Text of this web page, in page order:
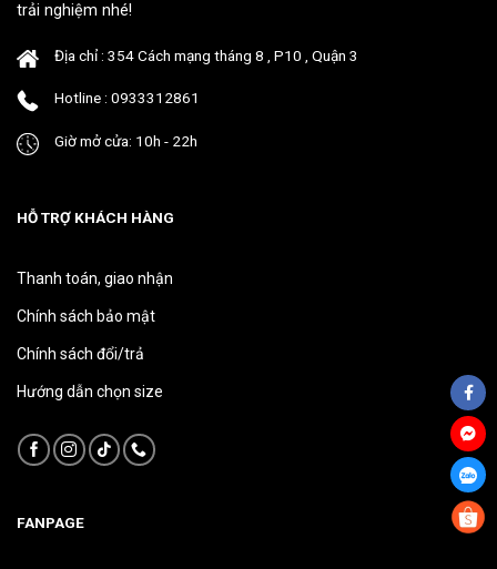
trên
sản
sản
trải nghiệm nhé!
Địa chỉ : 354 Cách mạng tháng 8 , P10 , Quận 3
Hotline : 0933312861
Giờ mở cửa: 10h - 22h
HỖ TRỢ KHÁCH HÀNG
Thanh toán, giao nhận
Chính sách bảo mật
Chính sách đổi/trả
Hướng dẫn chọn size
FANPAGE